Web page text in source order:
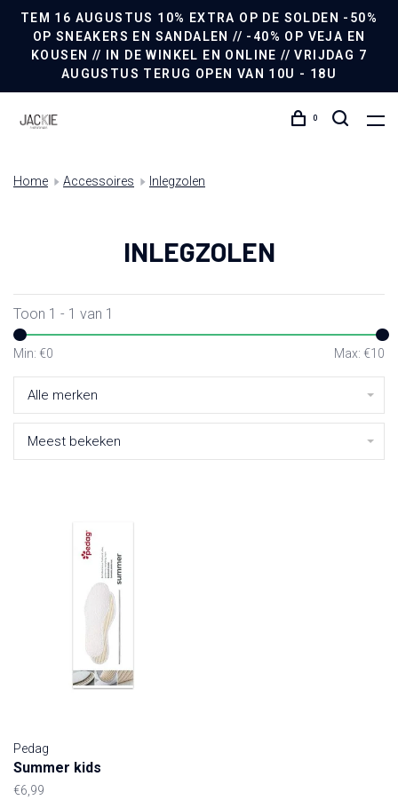
TEM 16 AUGUSTUS 10% EXTRA OP DE SOLDEN -50%
OP SNEAKERS EN SANDALEN // -40% OP VEJA EN
KOUSEN // IN DE WINKEL EN ONLINE // VRIJDAG 7
AUGUSTUS TERUG OPEN VAN 10U - 18U
0
Home Accessoires Inlegzolen
INLEGZOLEN
Toon 1 - 1 van 1
Min: €0 Max: €10
Alle merken
Meest bekeken
Pedag
Summer kids
€6,99